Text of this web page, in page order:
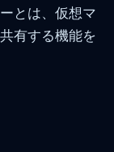
とは、仮想マ
有する機能を